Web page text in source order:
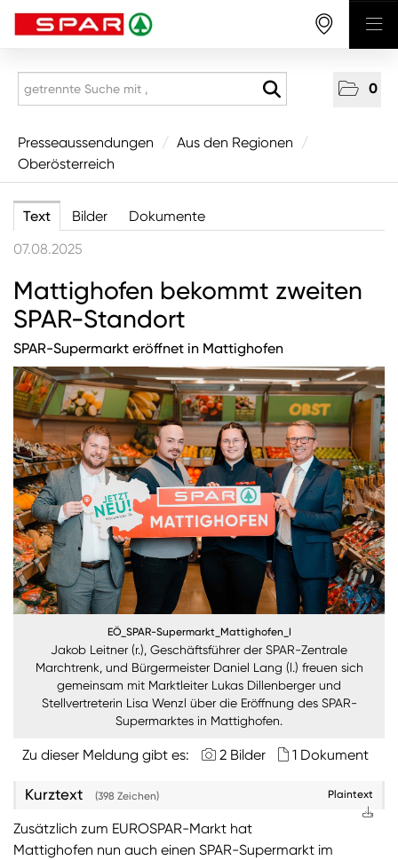
0
Presseaussendungen
National
Aus den Regionen
Vorarlberg
Salzburg
Oberösterreich
Niederösterreich
Wien
Burgenland
Steiermark
Kärnten
Unternehmen
Nachhaltigkeit
Sie wollen unsere aktuellen Medienmitteilungen
automatisch per E-Mail erhalten? Dann tragen Sie
einfach Ihre Daten in unseren
Presseverteiler ein
(Bitte beachten Sie, dass der Presseverteiler
ausschließlich für Medienkontakte und nicht für
Sie wollen Informationen über aktuelle Aktionen,
Produktneuheiten, attraktive Gewinnspiele uvm.
Presseaussendungen / Aus den Regionen
/
Oberösterreich
Text Bilder
Dokumente
07.08.2025
Mattighofen bekommt zweiten
SPAR-Standort
SPAR-Supermarkt eröffnet in Mattighofen
EÖ_SPAR-Supermarkt_Mattighofen_I
Jakob Leitner (r.), Geschäftsführer der SPAR-Zentrale
Marchtrenk, und Bürgermeister Daniel Lang (l.) freuen sich
gemeinsam mit Marktleiter Lukas Dillenberger und
Stellvertreterin Lisa Wenzl über die Eröffnung des SPAR-
Supermarktes in Mattighofen.
Zu dieser Meldung gibt es: 2 Bilder 1 Dokument
Kurztext (398 Zeichen) Plaintext
Zusätzlich zum EUROSPAR-Markt hat
Mattighofen nun auch einen SPAR-Supermarkt im